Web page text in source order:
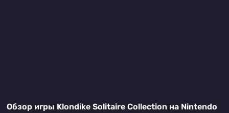
Обзор игры Klondike Solitaire Collection на Nintendo